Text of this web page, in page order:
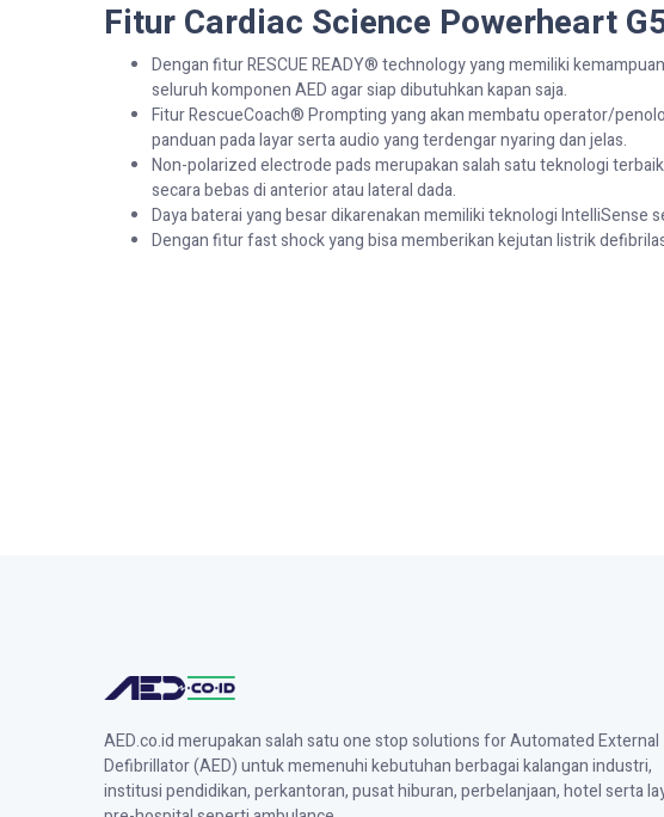
Fitur Cardiac Science Powerheart
Dengan fitur RESCUE READY® technology yang memiliki
seluruh komponen AED agar siap dibutuhkan kapan saja.
Fitur RescueCoach® Prompting yang akan membatu operator/
panduan pada layar serta audio yang terdengar nyaring dan jelas.
Non-polarized electrode pads merupakan salah satu teknologi
secara bebas di anterior atau lateral dada.
Daya baterai yang besar dikarenakan memiliki teknologi IntelliSense
Dengan fitur fast shock yang bisa memberikan kejutan listrik
AED.co.id merupakan salah satu one stop solutions for Automated External
Defibrillator (AED) untuk memenuhi kebutuhan berbagai kalangan industri,
institusi pendidikan, perkantoran, pusat hiburan, perbelanjaan, hotel serta